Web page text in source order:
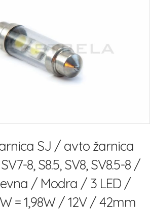
SJ / avto žarnica
8, S8.5, SV8, SV8.5-8 /
/ Modra / 3 LED /
= 1,98W / 12V / 42mm